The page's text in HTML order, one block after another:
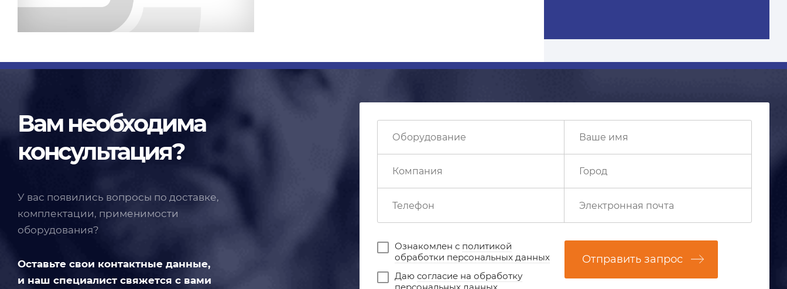
Вам необходима
консультация?
У вас появились вопросы по доставке,
комплектации, применимости
оборудования?
Оставьте свои контактные данные,
и наш специалист свяжется с вами
Ознакомлен с политикой
обработки персональных данных
Даю согласие на обработку
Отправить запрос